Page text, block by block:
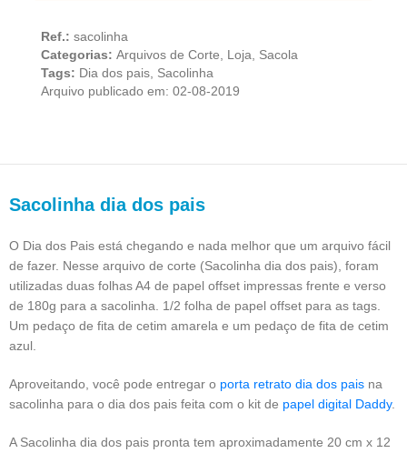
Ref.: sacolinha
Categorias: Arquivos de Corte Loja
Sacola
Tags: Dia dos pais Sacolinha
Arquivo publicado em: 02-08-2019
Sacolinha dia dos pais
O Dia dos Pais está chegando e nada melhor que um arquivo fácil
de fazer. Nesse arquivo de corte (Sacolinha dia dos pais), foram
utilizadas duas folhas A4 de papel offset impressas frente e verso
de 180g para a sacolinha. 1/2 folha de papel offset para as tags.
Um pedaço de fita de cetim amarela e um pedaço de fita de cetim
azul.
Aproveitando, você pode entregar o porta retrato dia dos pais na
sacolinha para o dia dos pais feita com o kit de papel digital Daddy.
A Sacolinha dia dos pais pronta tem aproximadamente 20 cm x 12